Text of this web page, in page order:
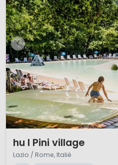
hu I Pini village
Lazio / Rome, Italië